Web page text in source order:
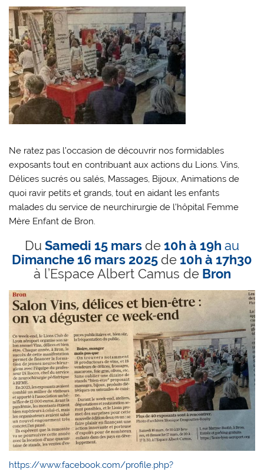
Ne ratez pas l’occasion de découvrir nos formidables
exposants tout en contribuant aux actions du Lions. Vins,
Délices sucrés ou salés, Massages, Bijoux, Animations de
quoi ravir petits et grands, tout en aidant les enfants
malades du service de neurchirurgie de l’hôpital Femme
Mère Enfant de Bron.
Du Samedi 15 mars de 10h à 19h au
Dimanche 16 mars 2025 de 10h à 17h30
à l’Espace Albert Camus deBron
https://www.facebook.com/profile.php?